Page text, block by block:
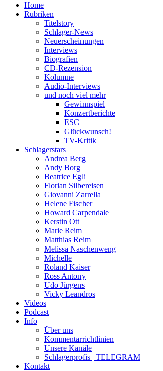
Home
Rubriken
Titelstory
Schlager-News
Neuerscheinungen
Interviews
Biografien
CD-Rezension
Kolumne
Audio-Interviews
und noch viel mehr
Gewinnspiel
Konzertberichte
ESC
Glückwunsch!
TV-Kritik
Schlagerstars
Andrea Berg
Andy Borg
Beatrice Egli
Florian Silbereisen
Giovanni Zarrella
Helene Fischer
Howard Carpendale
Kerstin Ott
Marie Reim
Matthias Reim
Melissa Naschenweng
Michelle
Roland Kaiser
Ross Antony
Udo Jürgens
Vicky Leandros
Videos
Podcast
Info
Über uns
Kommentarrichtlinien
Unsere Kanäle
Schlagerprofis | TELEGRAM
Kontakt